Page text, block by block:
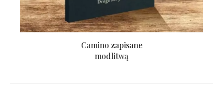
Camino zapisane
modlitwą